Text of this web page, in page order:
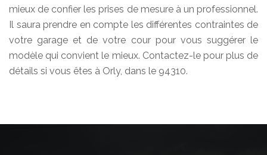
mieux de confier les prises de mesure à un professionnel.
Il saura prendre en compte les différentes contraintes de
votre garage et de votre cour pour vous suggérer le
modèle qui convient le mieux. Contactez-le pour plus de
détails si vous êtes à Orly, dans le 94310.